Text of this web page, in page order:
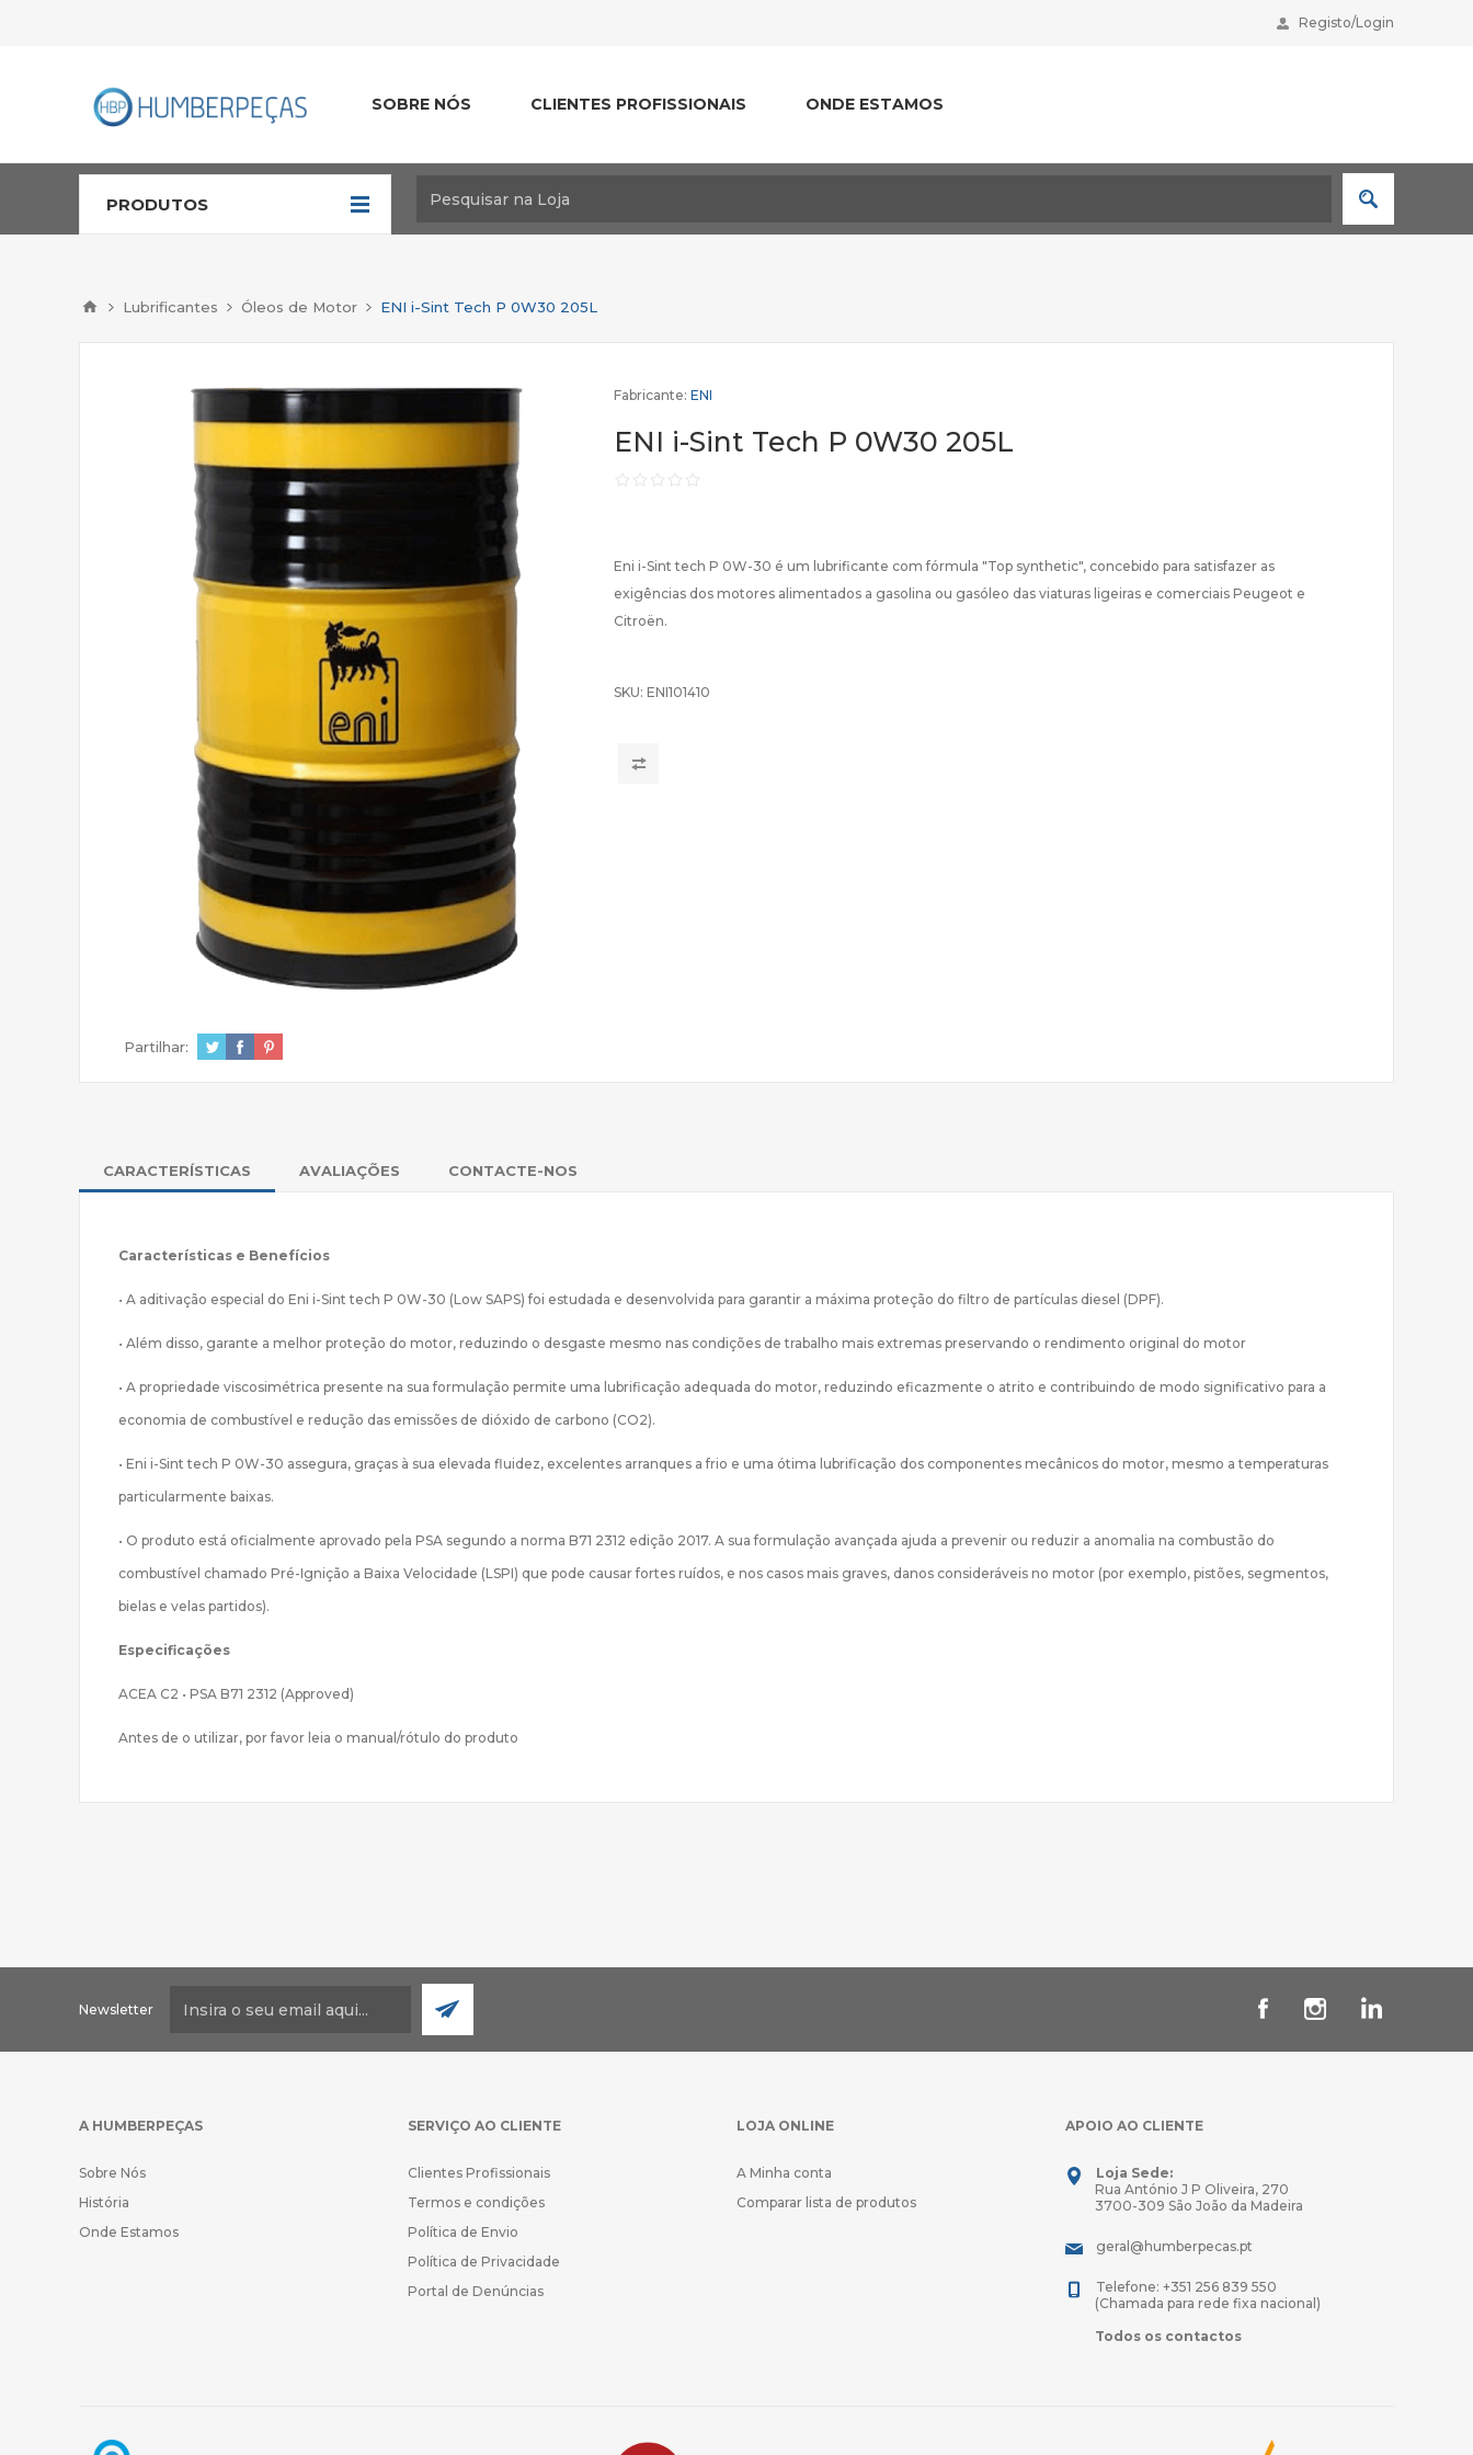
Registo/Login
SOBRE NÓS CLIENTES PROFISSIONAIS ONDE ESTAMOS
PRODUTOS
Lubrificantes Óleos de Motor ENI i-Sint Tech P 0W30 205L
Fabricante: ENI
ENI i-Sint Tech P 0W30 205L
Eni i-Sint tech P 0W-30 é um lubrificante com fórmula "Top synthetic", concebido para satisfazer as
exigências dos motores alimentados a gasolina ou gasóleo das viaturas ligeiras e comerciais Peugeot e
Citroën.
SKU: ENI101410
Partilhar:
CARACTERÍSTICAS AVALIAÇÕES CONTACTE-NOS
Características e Benefícios
• A aditivação especial do Eni i-Sint tech P 0W-30 (Low SAPS) foi estudada e desenvolvida para garantir a máxima proteção do filtro de partículas diesel (DPF).
• Além disso, garante a melhor proteção do motor, reduzindo o desgaste mesmo nas condições de trabalho mais extremas preservando o rendimento original do motor
• A propriedade viscosimétrica presente na sua formulação permite uma lubrificação adequada do motor, reduzindo eficazmente o atrito e contribuindo de modo significativo para a
economia de combustível e redução das emissões de dióxido de carbono (CO2).
• Eni i-Sint tech P 0W-30 assegura, graças à sua elevada fluidez, excelentes arranques a frio e uma ótima lubrificação dos componentes mecânicos do motor, mesmo a temperaturas
particularmente baixas.
• O produto está oficialmente aprovado pela PSA segundo a norma B71 2312 edição 2017. A sua formulação avançada ajuda a prevenir ou reduzir a anomalia na combustão do
combustível chamado Pré-Ignição a Baixa Velocidade (LSPI) que pode causar fortes ruídos, e nos casos mais graves, danos consideráveis no motor (por exemplo, pistões, segmentos,
bielas e velas partidos).
Especificações
ACEA C2 • PSA B71 2312 (Approved)
Antes de o utilizar, por favor leia o manual/rótulo do produto
Newsletter
A HUMBERPEÇAS
Sobre Nós
História
Onde Estamos
SERVIÇO AO CLIENTE
Clientes Profissionais
Termos e condições
Política de Envio
Política de Privacidade
Portal de Denúncias
LOJA ONLINE
A Minha conta
Comparar lista de produtos
APOIO AO CLIENTE
Loja Sede:
Rua António J P Oliveira, 270
3700-309 São João da Madeira
geral@humberpecas.pt
Telefone: +351 256 839 550
(Chamada para rede fixa nacional)
Todos os contactos